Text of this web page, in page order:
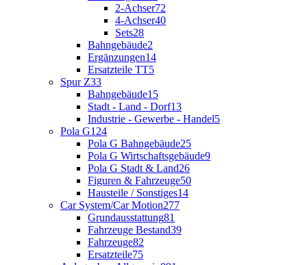
2-Achser72
4-Achser40
Sets28
Bahngebäude2
Ergänzungen14
Ersatzteile TT5
Spur Z33
Bahngebäude15
Stadt - Land - Dorf13
Industrie - Gewerbe - Handel5
Pola G124
Pola G Bahngebäude25
Pola G Wirtschaftsgebäude9
Pola G Stadt & Land26
Figuren & Fahrzeuge50
Hausteile / Sonstiges14
Car System/Car Motion277
Grundausstattung81
Fahrzeuge Bestand39
Fahrzeuge82
Ersatzteile75